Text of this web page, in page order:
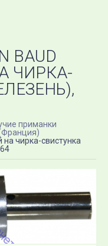
BAUD
ЧИРКА-
приманки
чирка-свистунка